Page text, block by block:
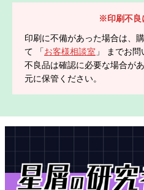
※印刷不良
印刷に不備があった場合は、
て 「お客様相談室 」 までお問
不良品は確認に必要な場合が
元に保管ください。